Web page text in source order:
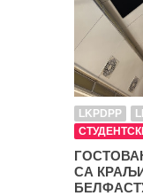
LKPDPP
СА